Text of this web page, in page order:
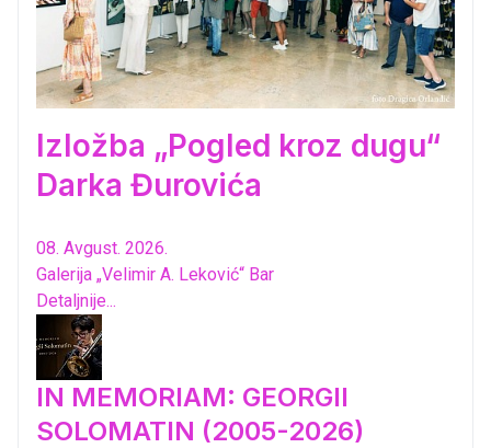
Izložba „Pogled kroz dugu“
Darka Đurovića
08. Avgust. 2026.
Galerija „Velimir A. Leković“ Bar
Detaljnije...
IN MEMORIAM: GEORGII
SOLOMATIN (2005-2026)